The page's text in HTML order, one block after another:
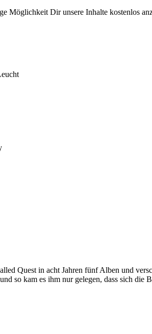
Möglichkeit Dir unsere Inhalte kostenlos
Quest in acht Jahren fünf Alben und
so kam es ihm nur gelegen, dass sich die